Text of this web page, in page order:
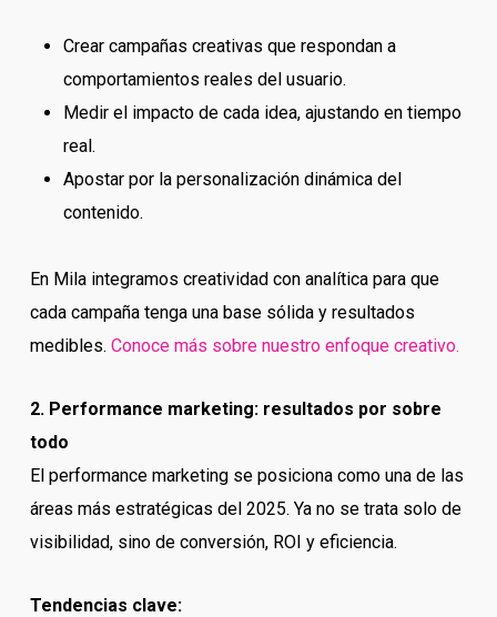
Crear campañas creativas que respondan a
comportamientos reales del usuario.
Medir el impacto de cada idea, ajustando en tiempo
real.
Apostar por la personalización dinámica del
contenido.
En Mila integramos creatividad con analítica para que
cada campaña tenga una base sólida y resultados
medibles. Conoce más sobre nuestro enfoque creativo.
2. Performance marketing: resultados por sobre
todo
El performance marketing se posiciona como una de las
áreas más estratégicas del 2025. Ya no se trata solo de
visibilidad, sino de conversión, ROI y eficiencia.
Tendencias clave: